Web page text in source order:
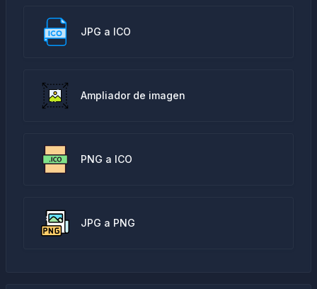
JPG a ICO
Ampliador de imagen
PNG a ICO
JPG a PNG